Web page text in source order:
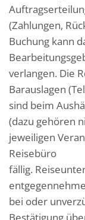
(Zahlungen,
Buchung kann
verlangen. Die
Barauslagen
sind beim
(dazu gehören
jeweiligen
Reisebüro
fällig.
bei oder